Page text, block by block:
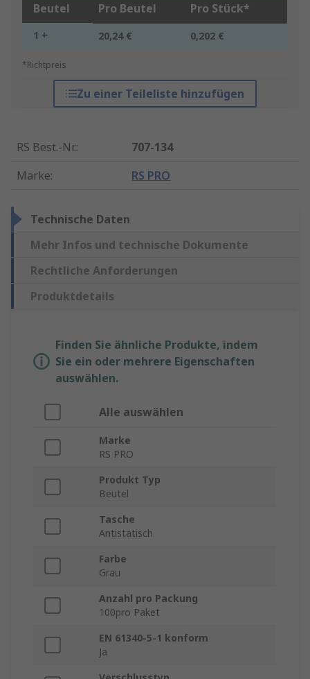
Beutel Pro Beutel Pro Stück*
1 + 20,24 € 0,202 €
*Richtpreis
Zu einer Teileliste hinzufügen
RS Best.-Nr.:
707-134
Marke: RS PRO
Technische Daten
Mehr Infos und technische Dokumente
Rechtliche Anforderungen
Produktdetails
Finden Sie ähnliche Produkte, indem
Sie ein oder mehrere Eigenschaften
auswählen.
Alle auswählen
Marke
RS PRO
Produkt Typ
Beutel
Tasche
Antistatisch
Farbe
Grau
Anzahl pro Packung
100pro Paket
EN 61340-5-1 konform
Ja